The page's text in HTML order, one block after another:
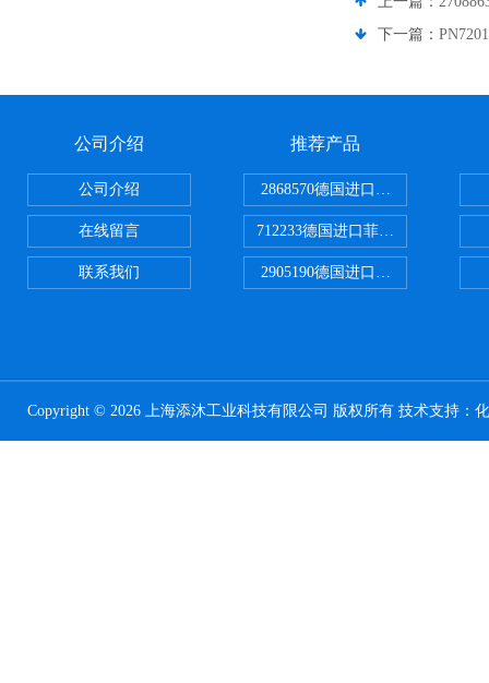
下一篇：
公司介绍
公司介绍
在线留言
联系我们
推荐产品
2868570德国进口菲尼克斯电源
712233德国进口菲尼克斯断路器
2905190德国进口菲尼克斯继电器
Copyright © 2026 上海添沐工业科技有限公司 版权所有 技术支持：